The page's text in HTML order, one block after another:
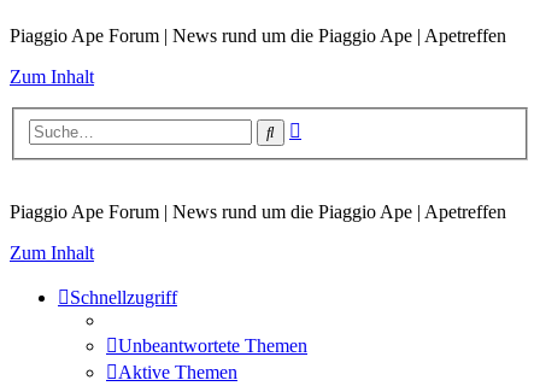
Piaggio Ape Forum | News rund um die Piaggio Ape | Apetreffen
Zum Inhalt
Suche
Piaggio Ape Forum | News rund um die Piaggio Ape | Apetreffen
Zum Inhalt
Schnellzugriff
Unbeantwortete Themen
Aktive Themen